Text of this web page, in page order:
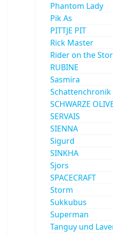
Phantom Lady
Pik As
PITTJE PIT
Rick Master
Rider on the
RUBINE
Sasmira
Schattenchronik
SCHWARZE
SERVAIS
SIENNA
Sigurd
SINKHA
Sjors
SPACECRAFT
Storm
Sukkubus
Superman
Tanguy und